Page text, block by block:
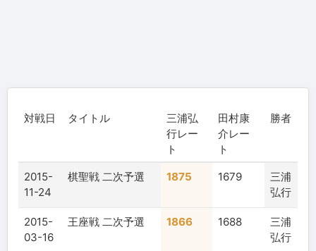
対戦日 タイトル
三浦弘
行レー
ト
田村康
介レー
ト
勝者
2015-
11-24
棋聖戦 二次予選 1875 1679
三浦
弘行
2015-
03-16
王座戦 二次予選 1866 1688
三浦
弘行